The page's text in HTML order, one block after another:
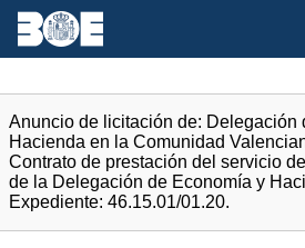
Anuncio de licitación de: Delegación
Hacienda en la Comunidad
Contrato de prestación del servicio
de la Delegación de Economía y
Expediente: 46.15.01/01.20.